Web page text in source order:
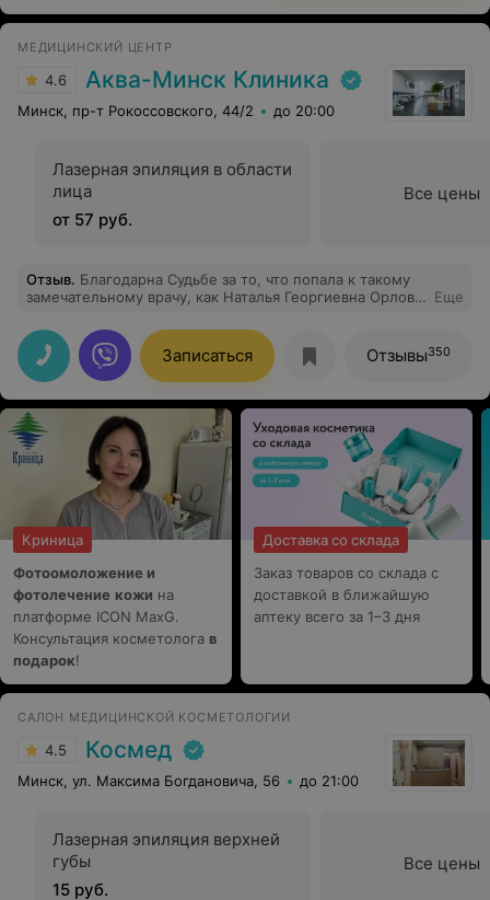
МЕДИЦИНСКИЙ ЦЕНТР
4.6 Аква-Минск Клиника
Минск, пр-т Рокоссовского, 44/2 до 20:00
Лазерная эпиляция в области
лица
от 57 руб.
Все цены
Отзыв. Благодарна Судьбе за то, что попала к такому
замечательному врачу, как Наталья Георгиевна Орлова.
честное отношение к пациентам, чёткость
рекомендаций и врачебное сопровождение. Ваше
неравнодушное отношение к работе и людям вселяет
веру, что каждый пациент получит адекватное и
своевременное лечение.
Еще
Записаться Отзывы350
Криница
Фотоомоложение и
фотолечение кожи на
платформе ICON MaxG.
Консультация косметолога в
подарок!
Доставка со склада
Заказ товаров со склада с
доставкой в ближайшую
аптеку всего за 1–3 дня
САЛОН МЕДИЦИНСКОЙ КОСМЕТОЛОГИИ
4.5 Космед
Минск, ул. Максима Богдановича, 56 до 21:00
Лазерная эпиляция верхней
губы
15 руб.
Все цены